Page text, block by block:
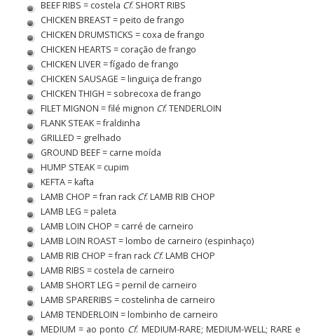
BEEF RIBS = costela Cf. SHORT RIBS
CHICKEN BREAST = peito de frango
CHICKEN DRUMSTICKS = coxa de frango
CHICKEN HEARTS = coração de frango
CHICKEN LIVER = fígado de frango
CHICKEN SAUSAGE = linguiça de frango
CHICKEN THIGH = sobrecoxa de frango
FILET MIGNON = filé mignon Cf. TENDERLOIN
FLANK STEAK = fraldinha
GRILLED = grelhado
GROUND BEEF = carne moída
HUMP STEAK = cupim
KEFTA = kafta
LAMB CHOP = fran rack Cf. LAMB RIB CHOP
LAMB LEG = paleta
LAMB LOIN CHOP = carré de carneiro
LAMB LOIN ROAST = lombo de carneiro (espinhaço)
LAMB RIB CHOP = fran rack Cf. LAMB CHOP
LAMB RIBS = costela de carneiro
LAMB SHORT LEG = pernil de carneiro
LAMB SPARERIBS = costelinha de carneiro
LAMB TENDERLOIN = lombinho de carneiro
MEDIUM = ao ponto Cf. MEDIUM-RARE; MEDIUM-WELL; RARE e